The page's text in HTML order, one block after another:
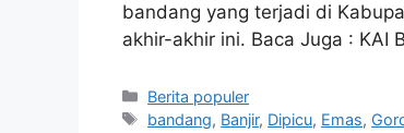
bandang yang terjadi di
akhir-akhir ini. Baca Juga : KAI
Kategori
Berita populer
Tag
bandang, Banjir, Dipicu, Emas,